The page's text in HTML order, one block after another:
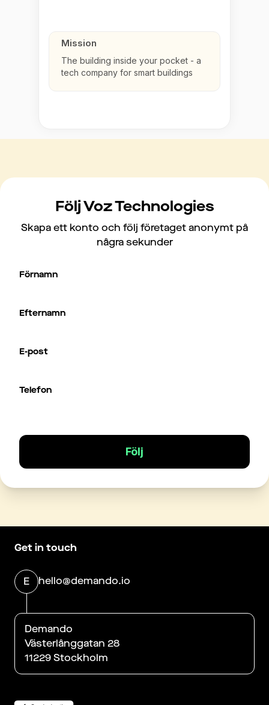
Mission
The building inside your pocket - a
tech company for smart buildings
Följ Voz Technologies
Skapa ett konto och följ företaget anonymt på
några sekunder
Förnamn
Efternamn
E-post
Telefon
Följ
Get in touch
E hello@demando.io
Demando
Västerlånggatan 28
11229 Stockholm